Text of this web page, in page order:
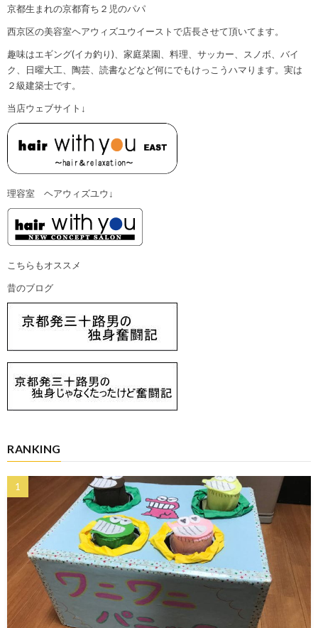
京都生まれの京都育ち２児のパパ
西京区の美容室ヘアウィズユウイーストで店長させて頂いてます。
趣味はエギング(イカ釣り)、家庭菜園、料理、サッカー、スノボ、バイ
ク、日曜大工、陶芸、読書などなど何にでもけっこうハマります。実は
２級建築士です。
当店ウェブサイト↓
理容室 ヘアウィズユウ↓
こちらもオススメ
昔のブログ
RANKING